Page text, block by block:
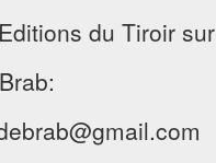
du Tiroir sur